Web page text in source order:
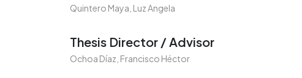
Quintero Maya, Luz Angela
Thesis Director / Advisor
Ochoa Díaz, Francisco Héctor